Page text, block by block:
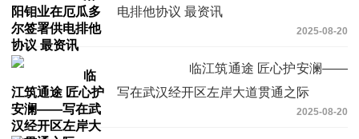
电排他协议 最资讯
2025-08-20
临江筑通途 匠心护安澜——
写在武汉经开区左岸大道贯通之际
2025-08-20